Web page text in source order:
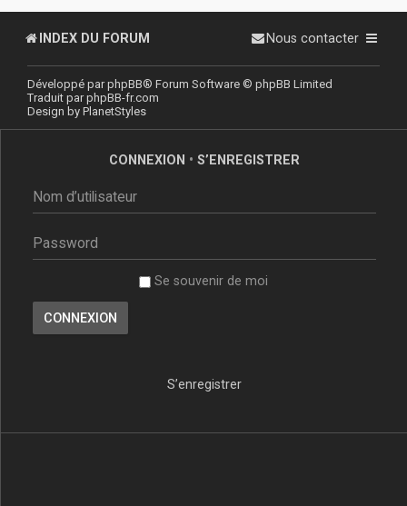
INDEX DU FORUM Nous contacter
Développé parphpBB® Forum Software © phpBB Limited
Traduit parphpBB-fr.com
Design by PlanetStyles
CONNEXION • S’ENREGISTRER
Se souvenir de moi
S’enregistrer